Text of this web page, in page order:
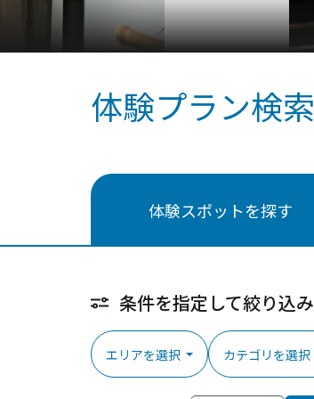
体験プラン検索
体験スポットを探す
条件を指定して絞り込み
エリアを選択 カテゴリを選択